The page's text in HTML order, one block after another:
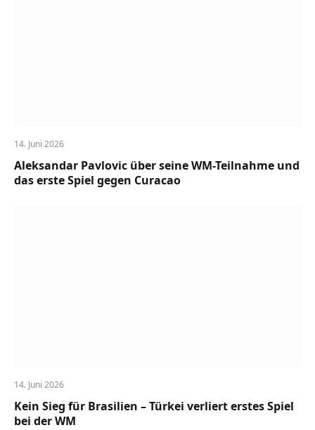
14. Juni 2026
Aleksandar Pavlovic über seine WM-Teilnahme und
das erste Spiel gegen Curacao
14. Juni 2026
Kein Sieg für Brasilien – Türkei verliert erstes Spiel
bei der WM